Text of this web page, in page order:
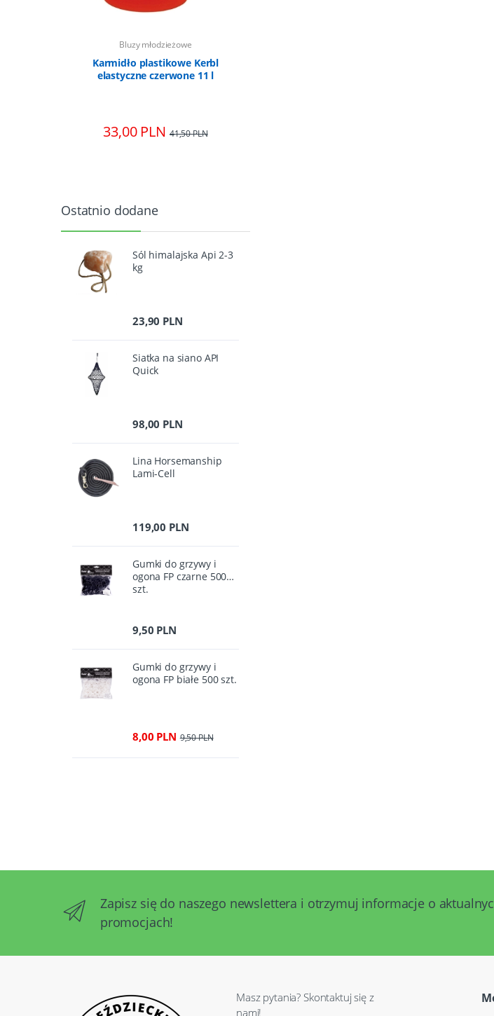
Bluzy młodzieżowe
Karmidło plastikowe Kerbl
elastyczne czerwone 11 l
33,00 PLN 41,50 PLN
Ostatnio dodane
Sól himalajska Api 2-3
kg
23,90 PLN
Siatka na siano API
Quick
98,00 PLN
Lina Horsemanship
Lami-Cell
119,00 PLN
Gumki do grzywy i
ogona FP czarne 500
szt.
9,50 PLN
Gumki do grzywy i
ogona FP białe 500 szt.
8,00 PLN 9,50 PLN
Zapisz się do naszego newslettera i otrzymuj informacje o
promocjach!
Masz pytania? Skontaktuj się z
nami!